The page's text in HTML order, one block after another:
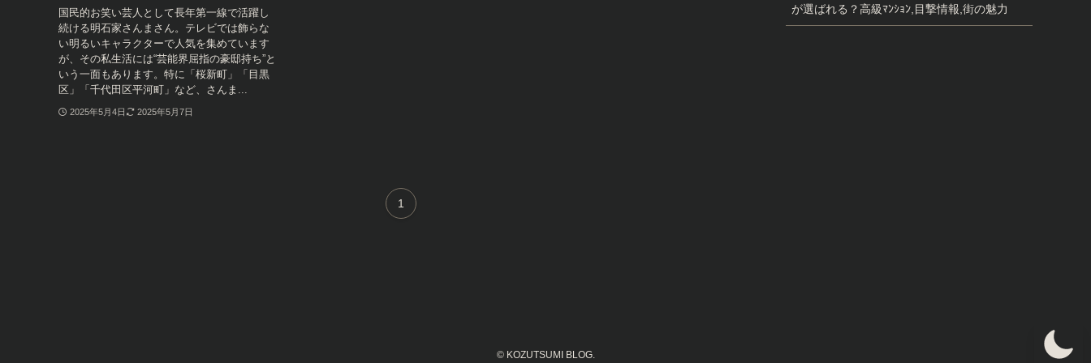
国民的お笑い芸人として長年第一線で活躍し
続ける明石家さんまさん。テレビでは飾らな
い明るいキャラクターで人気を集めています
が、その私生活には“芸能界屈指の豪邸持ち”と
いう一面もあります。特に「桜新町」「目黒
区」「千代田区平河町」など、さんま...
2025年5月4日 2025年5月7日
1
が選ばれる？高級ﾏﾝｼｮﾝ,目撃情報,街の魅力
©KOZUTSUMI BLOG.